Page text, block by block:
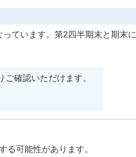
ています。第2四半期末と期末に
確認いただけます。
る可能性があります。